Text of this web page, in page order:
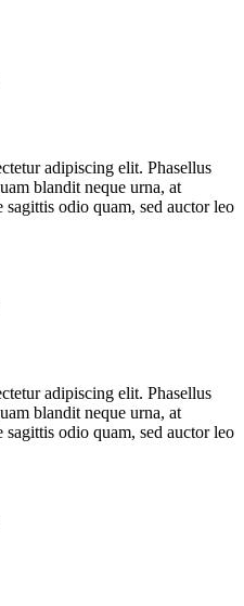
adipiscing elit. Phasellus
blandit neque urna, at
odio quam, sed auctor leo
adipiscing elit. Phasellus
blandit neque urna, at
odio quam, sed auctor leo